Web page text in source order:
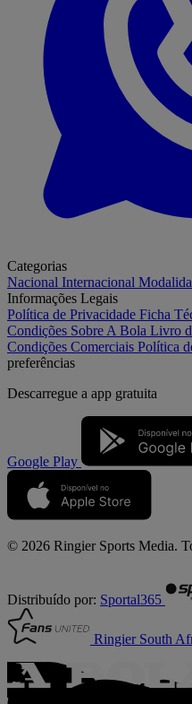
Categorias
Nacional Internacional
Informações Legais
Política de Privacidade Ficha
Condições Sobre A Bola Livro
Condições Comerciais Política
preferências
Descarregue a app gratuita
Google Play
© 2026 Ringier Sports Media.
Distribuído por: Sportal365
Ringier South